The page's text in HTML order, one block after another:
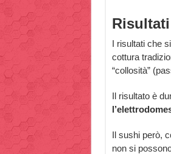
I risultati che
cottura
“collosità”
Il risultato è
Il sushi però,
non si